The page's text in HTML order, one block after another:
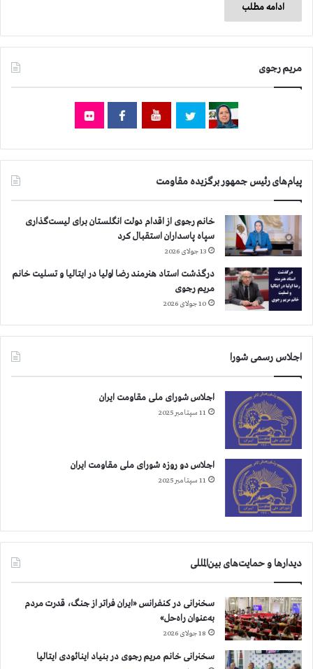
ادامه مطلب
مریم رجوی
پیام‌های رئیس جمهور برگزیده مقاومت
خانم رجوی از اقدام دولت انگلستان برای لیست‌گذاری
سپاه پاسداران استقبال کرد
13 جولای 2026
درگذشت استاد هنرمند رضا اولیا در ایتالیا و تسلیت خانم
مریم رجوی
10 جولای 2026
اجلاس رسمی شورا
اجلاس شورای ملی مقاومت ایران
11 سپتامبر 2025
اجلاس دو روزه شورای ملی مقاومت ایران
11 سپتامبر 2025
دیدارها و حمایت‌های بین‌المللی
سخنرانی در کنفرانس «ایران فراتر از جنگ، قدرت مردم
به‌عنوان راه‌حل»
18 جولای 2026
سخنرانی خانم مریم رجوی در بنیاد اینائودی ایتالیا